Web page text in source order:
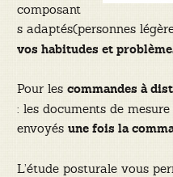
composant
s adaptés(personnes
vos habitudes et
Pour les commandes à
: les documents de
envoyés une fois la
L’étude posturale vous